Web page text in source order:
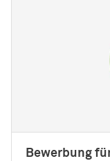
Bewerbung